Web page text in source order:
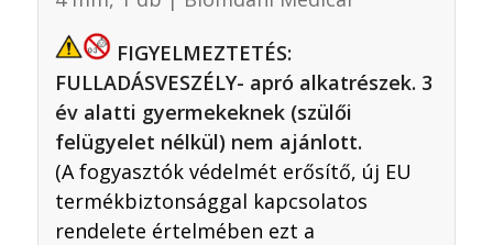
FIGYELMEZTETÉS:
FULLADÁSVESZÉLY- apró alkatrészek. 3
év alatti gyermekeknek (szülői
felügyelet nélkül) nem ajánlott.
(A fogyasztók védelmét erősítő, új EU
termékbiztonsággal kapcsolatos
rendelete értelmében ezt a